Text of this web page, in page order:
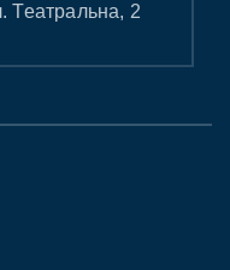
Театральна, 2